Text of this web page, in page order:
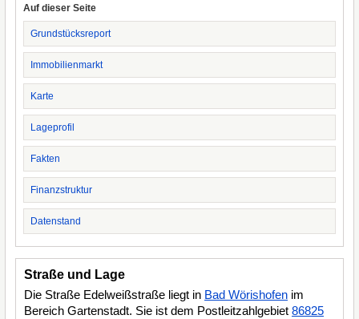
Auf dieser Seite
Grundstücksreport
Immobilienmarkt
Karte
Lageprofil
Fakten
Finanzstruktur
Datenstand
Straße und Lage
Die Straße Edelweißstraße liegt in Bad Wörishofen im
Bereich Gartenstadt. Sie ist dem Postleitzahlgebiet 86825